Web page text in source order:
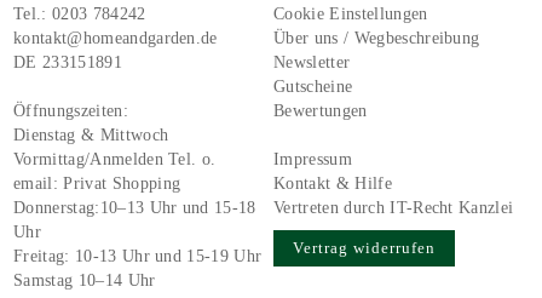
Tel.:0203 784242
kontakt@homeandgarden.de
DE 233151891
Öffnungszeiten:
Dienstag & Mittwoch
Vormittag/Anmelden Tel. o.
email:Privat Shopping
Donnerstag:10–13 Uhr und 15-18
Uhr
Freitag: 10-13 Uhr und 15-19 Uhr
Samstag 10–14 Uhr
Cookie Einstellungen
Über uns / Wegbeschreibung
Newsletter
Gutscheine
Bewertungen
Impressum
Kontakt & Hilfe
Vertreten durch IT-Recht Kanzlei
Vertrag widerrufen